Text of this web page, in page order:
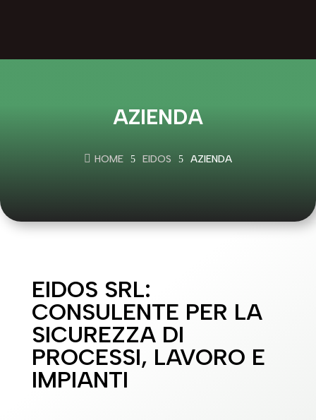
AZIENDA
 HOME 5 EIDOS 5 AZIENDA
EIDOS SRL:
CONSULENTE PER LA
SICUREZZA DI
PROCESSI, LAVORO E
IMPIANTI